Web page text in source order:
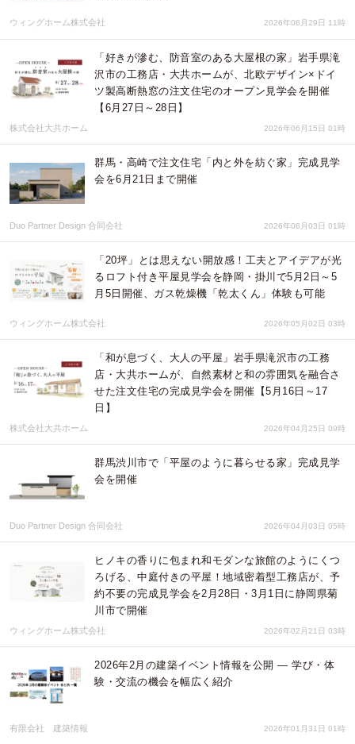
ウィングホーム株式会社 2026年06月29日 11時
「好きが滲む、防音室のある大屋根の家」岩手県滝
沢市の工務店・大共ホームが、北欧デザイン×ドイ
ツ製高断熱窓の注文住宅のオープン見学会を開催
【6月27日～28日】
株式会社大共ホーム 2026年06月15日 01時
群馬・高崎で注文住宅「内と外を紡ぐ家」完成見学
会を6月21日まで開催
Duo Partner Design 合同会社 2026年06月03日 01時
「20坪」とは思えない開放感！工夫とアイデアが光
るロフト付き平屋見学会を静岡・掛川で5月2日～5
月5日開催、ガス乾燥機「乾太くん」体験も可能
ウィングホーム株式会社 2026年05月02日 03時
「和が息づく、大人の平屋」岩手県滝沢市の工務
店・大共ホームが、自然素材と和の雰囲気を融合さ
せた注文住宅の完成見学会を開催【5月16日～17
日】
株式会社大共ホーム 2026年04月25日 09時
群馬渋川市で「平屋のように暮らせる家」完成見学
会を開催
Duo Partner Design 合同会社 2026年04月03日 05時
ヒノキの香りに包まれ和モダンな旅館のようにくつ
ろげる、中庭付きの平屋！地域密着型工務店が、予
約不要の完成見学会を2月28日・3月1日に静岡県菊
川市で開催
ウィングホーム株式会社 2026年02月21日 03時
2026年2月の建築イベント情報を公開 — 学び・体
験・交流の機会を幅広く紹介
有限会社 建築情報 2026年01月31日 01時